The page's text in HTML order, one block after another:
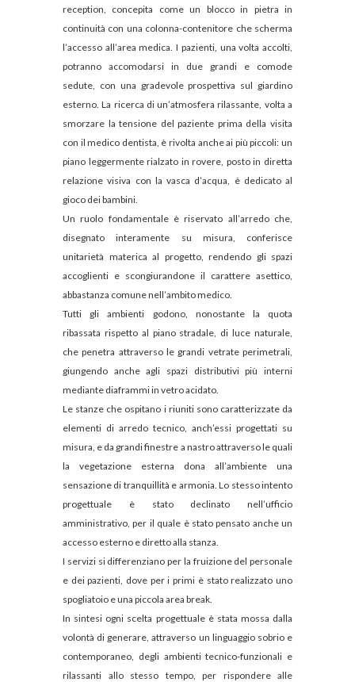
reception, concepita come un blocco in pietra in
continuità con una colonna-contenitore che scherma
l’accesso all’area medica. I pazienti, una volta accolti,
potranno accomodarsi in due grandi e comode
sedute, con una gradevole prospettiva sul giardino
esterno. La ricerca di un’atmosfera rilassante, volta a
smorzare la tensione del paziente prima della visita
con il medico dentista, è rivolta anche ai più piccoli: un
piano leggermente rialzato in rovere, posto in diretta
relazione visiva con la vasca d’acqua, è dedicato al
gioco dei bambini.
Un ruolo fondamentale è riservato all’arredo che,
disegnato interamente su misura, conferisce
unitarietà materica al progetto, rendendo gli spazi
accoglienti e scongiurandone il carattere asettico,
abbastanza comune nell’ambito medico.
Tutti gli ambienti godono, nonostante la quota
ribassata rispetto al piano stradale, di luce naturale,
che penetra attraverso le grandi vetrate perimetrali,
giungendo anche agli spazi distributivi più interni
mediante diaframmi in vetro acidato.
Le stanze che ospitano i riuniti sono caratterizzate da
elementi di arredo tecnico, anch’essi progettati su
misura, e da grandi finestre a nastro attraverso le quali
la vegetazione esterna dona all’ambiente una
sensazione di tranquillità e armonia. Lo stesso intento
progettuale è stato declinato nell’ufficio
amministrativo, per il quale è stato pensato anche un
accesso esterno e diretto alla stanza.
I servizi si differenziano per la fruizione del personale
e dei pazienti, dove per i primi è stato realizzato uno
spogliatoio e una piccola area break.
In sintesi ogni scelta progettuale è stata mossa dalla
volontà di generare, attraverso un linguaggio sobrio e
contemporaneo, degli ambienti tecnico-funzionali e
rilassanti allo stesso tempo, per rispondere alle